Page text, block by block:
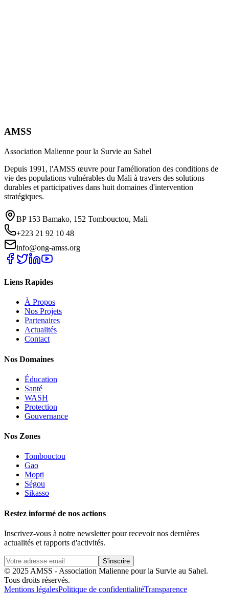
AMSS
Association Malienne pour la Survie au Sahel
Depuis 1991, l'AMSS œuvre pour l'amélioration des conditions de
vie des populations vulnérables du Mali à travers des solutions
durables et participatives dans huit domaines d'intervention
stratégiques.
BP 153 Bamako, 152 Tombouctou, Mali
+223 21 92 10 48
info@ong-amss.org
Liens Rapides
À Propos
Nos Projets
Partenaires
Actualités
Contact
Nos Domaines
Éducation
Santé
WASH
Protection
Gouvernance
Nos Zones
Tombouctou
Gao
Mopti
Ségou
Sikasso
Restez informé de nos actions
Inscrivez-vous à notre newsletter pour recevoir nos dernières
actualités et rapports d'activités.
S'inscrire
© 2025 AMSS - Association Malienne pour la Survie au Sahel.
Tous droits réservés.
Mentions légalesPolitique de confidentialitéTransparence